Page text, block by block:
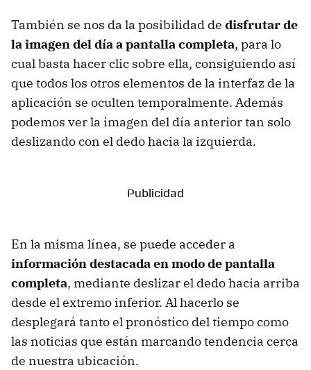
También se nos da la posibilidad de disfrutar de
la imagen del día a pantalla completa, para lo
cual basta hacer clic sobre ella, consiguiendo así
que todos los otros elementos de la interfaz de la
aplicación se oculten temporalmente. Además
podemos ver la imagen del día anterior tan solo
deslizando con el dedo hacia la izquierda.
En la misma línea, se puede acceder a
información destacada en modo de pantalla
completa, mediante deslizar el dedo hacia arriba
desde el extremo inferior. Al hacerlo se
desplegará tanto el pronóstico del tiempo como
las noticias que están marcando tendencia cerca
de nuestra ubicación.